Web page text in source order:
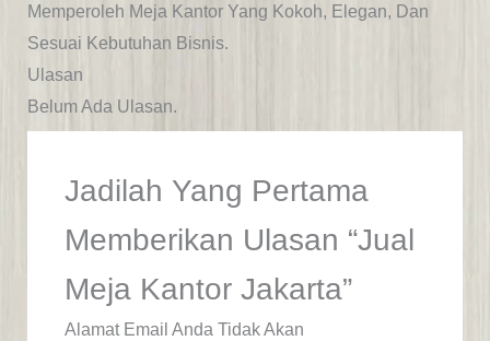
Memperoleh Meja Kantor Yang Kokoh, Elegan, Dan
Sesuai Kebutuhan Bisnis.
Ulasan
Belum Ada Ulasan.
Jadilah Yang Pertama
Memberikan Ulasan “Jual
Meja Kantor Jakarta”
Alamat Email Anda Tidak Akan